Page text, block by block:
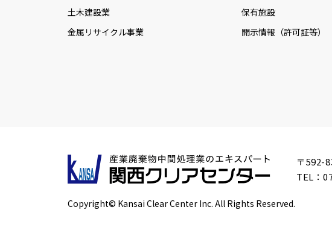
土木建設業
金属リサイクル事業
保有施設
開示情報（許可証等）
〒592-
TEL：
Copyright© Kansai Clear Center Inc. All Rights Reserved.